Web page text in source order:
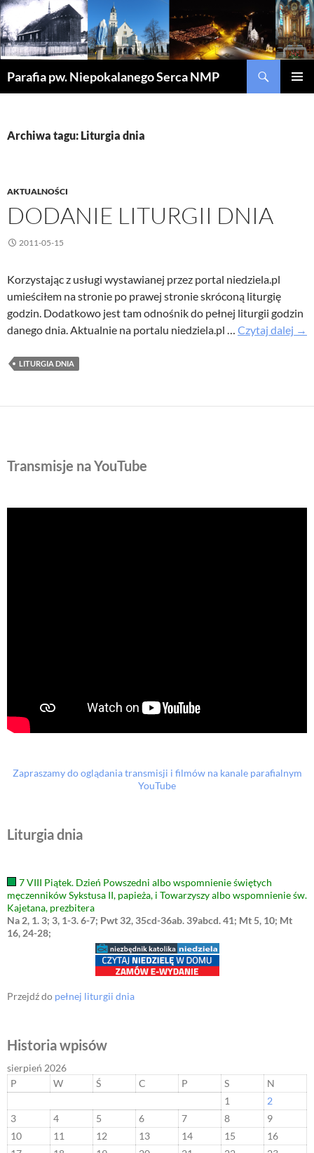
Parafia pw. Niepokalanego Serca NMP
Archiwa tagu: Liturgia dnia
AKTUALNOŚCI
DODANIE LITURGII DNIA
2011-05-15
Korzystając z usługi wystawianej przez portal niedziela.pl
umieściłem na stronie po prawej stronie skróconą liturgię
godzin. Dodatkowo jest tam odnośnik do pełnej liturgii godzin
danego dnia. Aktualnie na portalu niedziela.pl … Czytaj dalej →
LITURGIA DNIA
Transmisje na YouTube
Zapraszamy do oglądania transmisji i filmów na kanale parafialnym
YouTube
Liturgia dnia
7 VIII Piątek. Dzień Powszedni albo wspomnienie świętych
męczenników Sykstusa II, papieża, i Towarzyszy albo wspomnienie św.
Kajetana, prezbitera
Na 2, 1. 3; 3, 1-3. 6-7; Pwt 32, 35cd-36ab. 39abcd. 41; Mt 5, 10; Mt
16, 24-28;
Przejdź do pełnej liturgii dnia
Historia wpisów
sierpień 2026
P
W Ś C P S
N
1
2
3
4 5 6 7 8
9
10
11 12 13 14 15
16